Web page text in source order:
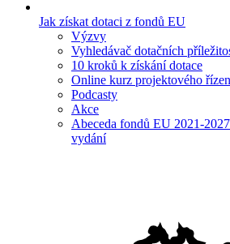
Jak získat dotaci z fondů EU
Výzvy
Vyhledávač dotačních
10 kroků k získání dotace
Online kurz projektového
Podcasty
Akce
Abeceda fondů EU 2021-
vydání